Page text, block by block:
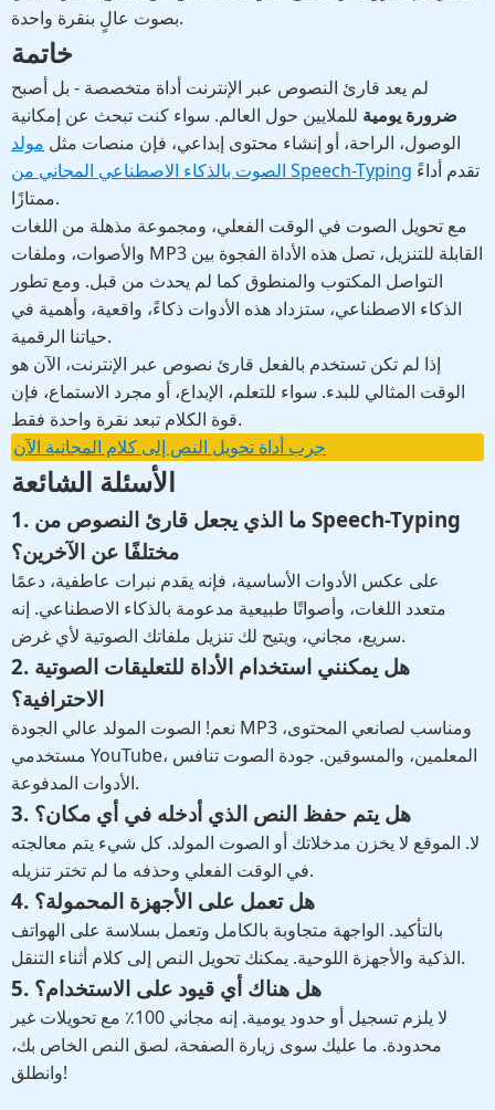
بصوت عالٍ بنقرة واحدة.
خاتمة
لم يعد قارئ النصوص عبر الإنترنت أداة متخصصة - بل أصبح
ضرورة يومية للملايين حول العالم. سواء كنت تبحث عن إمكانية
الوصول، الراحة، أو إنشاء محتوى إبداعي، فإن منصات مثل مولد
الصوت بالذكاء الاصطناعي المجاني من Speech-Typing
ممتازًا.
مع تحويل الصوت في الوقت الفعلي، ومجموعة مذهلة من اللغات
والأصوات، وملفات MP3 القابلة للتنزيل، تصل هذه الأداة الفجوة بين
التواصل المكتوب والمنطوق كما لم يحدث من قبل. ومع تطور
الذكاء الاصطناعي، ستزداد هذه الأدوات ذكاءً، واقعية، وأهمية في
حياتنا الرقمية.
إذا لم تكن تستخدم بالفعل قارئ نصوص عبر الإنترنت، الآن هو
الوقت المثالي للبدء. سواء للتعلم، الإبداع، أو مجرد الاستماع، فإن
قوة الكلام تبعد نقرة واحدة فقط.
جرب أداة تحويل النص إلى كلام المجانية الآن
الأسئلة الشائعة
1. ما الذي يجعل قارئ النصوص من Speech-Typing
مختلفًا عن الآخرين؟
على عكس الأدوات الأساسية، فإنه يقدم نبرات عاطفية، دعمًا
متعدد اللغات، وأصواتًا طبيعية مدعومة بالذكاء الاصطناعي. إنه
سريع، مجاني، ويتيح لك تنزيل ملفاتك الصوتية لأي غرض.
2. هل يمكنني استخدام الأداة للتعليقات الصوتية
الاحترافية؟
نعم! الصوت المولد عالي الجودة MP3 ومناسب لصانعي المحتوى،
مستخدمي YouTube، المعلمين، والمسوقين. جودة الصوت تنافس
الأدوات المدفوعة.
3. هل يتم حفظ النص الذي أدخله في أي مكان؟
لا. الموقع لا يخزن مدخلاتك أو الصوت المولد. كل شيء يتم معالجته
في الوقت الفعلي وحذفه ما لم تختر تنزيله.
4. هل تعمل على الأجهزة المحمولة؟
بالتأكيد. الواجهة متجاوبة بالكامل وتعمل بسلاسة على الهواتف
الذكية والأجهزة اللوحية. يمكنك تحويل النص إلى كلام أثناء التنقل.
5. هل هناك أي قيود على الاستخدام؟
لا يلزم تسجيل أو حدود يومية. إنه مجاني 100٪ مع تحويلات غير
محدودة. ما عليك سوى زيارة الصفحة، لصق النص الخاص بك،
وانطلق!